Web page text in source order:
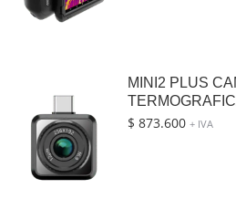
MINI2 PLUS
$ 873.600 + IVA